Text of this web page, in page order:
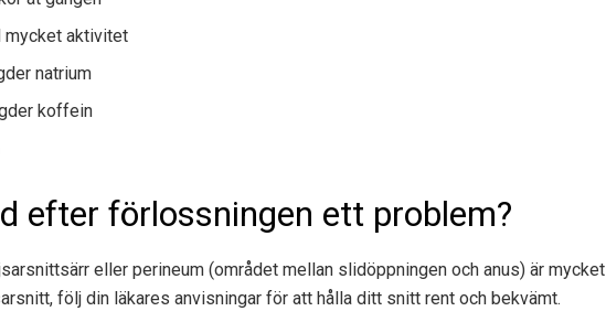
mycket aktivitet
natrium
koffein
efter förlossningen ett problem?
eller perineum (området mellan slidöppningen och anus) är mycket
följ din läkares anvisningar för att hålla ditt snitt rent och bekvämt.